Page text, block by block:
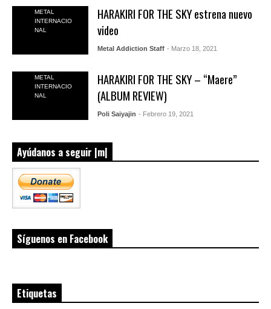
METAL
INTERNACIO
NAL
HARAKIRI FOR THE SKY estrena nuevo
video
Metal Addiction Staff - Marzo 18, 2021
METAL
INTERNACIO
NAL
HARAKIRI FOR THE SKY – “Maere”
(ALBUM REVIEW)
Poli Saiyajin - Febrero 19, 2021
Ayúdanos a seguir |m|
Síguenos en Facebook
Etiquetas